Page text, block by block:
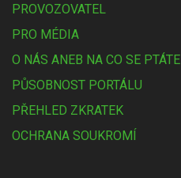
PROVOZOVATEL
PRO MÉDIA
O NÁS ANEB NA CO SE PTÁTE
PŮSOBNOST PORTÁLU
PŘEHLED ZKRATEK
OCHRANA SOUKROMÍ